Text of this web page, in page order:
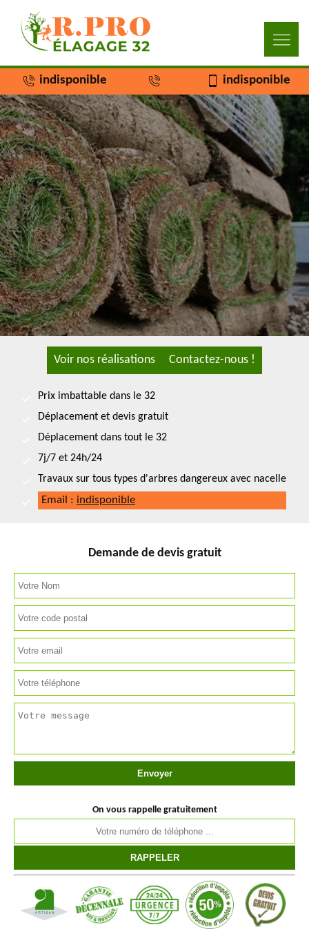
indisponible indisponible
Voir nos réalisations Contactez-nous !
Prix imbattable dans le 32
Déplacement et devis gratuit
Déplacement dans tout le 32
7j/7 et 24h/24
Travaux sur tous types d'arbres dangereux avec nacelle
Email : indisponible
Demande de devis gratuit
On vous rappelle gratuitement